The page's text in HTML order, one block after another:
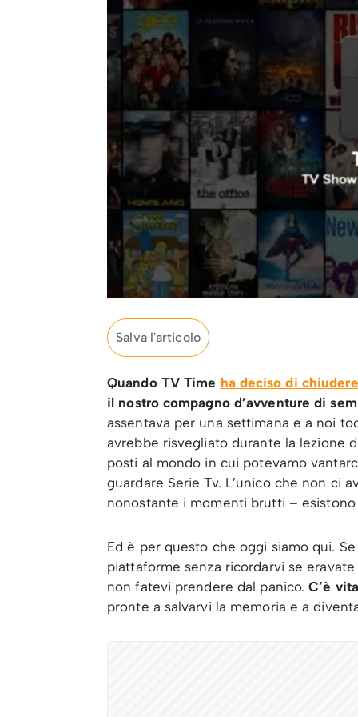
Salva l'articolo
Quando TV Time ha deciso di
il nostro compagno d’avventure di
assentava per una settimana e a noi
avrebbe risvegliato durante la lezione
posti al mondo in cui potevamo
guardare Serie Tv. L’unico che non ci
nonostante i momenti brutti –
Ed è per questo che oggi siamo qui.
piattaforme senza ricordarvi se
non fatevi prendere dal panico.C’è
pronte a salvarvi la memoria e a